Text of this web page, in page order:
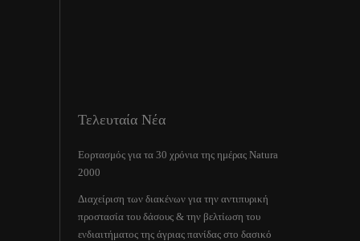
Τελευταία Νέα
Εορτασμός για τα 30 χρόνια της ημέρας Natura
2000
Διαχείριση των διακένων για την αντιπυρική
προστασία του δάσους & την βελτίωση του
ενδιαιτήματος της άγριας πανίδας στο δασικό